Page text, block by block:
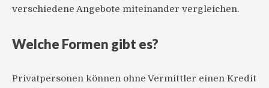
verschiedene Angebote miteinander vergleichen.
Welche Formen gibt es?
Privatpersonen können ohne Vermittler einen Kredit